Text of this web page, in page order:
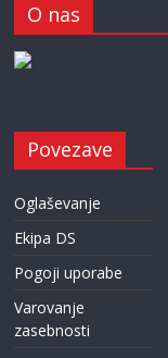
O nas
Povezave
Oglaševanje
Ekipa DS
Pogoji uporabe
Varovanje
zasebnosti